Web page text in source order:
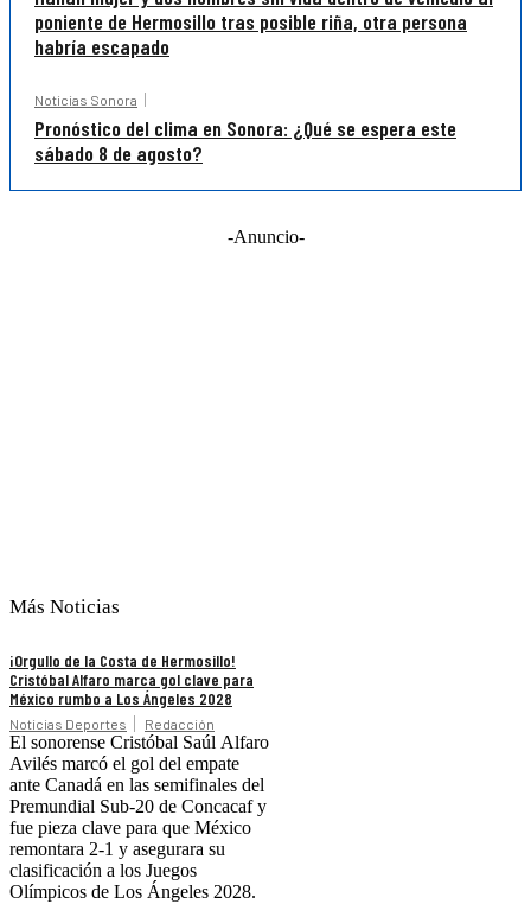
poniente de Hermosillo tras posible riña, otra persona
habría escapado
Noticias Sonora
Pronóstico del clima en Sonora: ¿Qué se espera este
sábado 8 de agosto?
-Anuncio-
Más Noticias
¡Orgullo de la Costa de Hermosillo!
Cristóbal Alfaro marca gol clave para
México rumbo a Los Ángeles 2028
Noticias Deportes Redacción
El sonorense Cristóbal Saúl Alfaro
Avilés marcó el gol del empate
ante Canadá en las semifinales del
Premundial Sub-20 de Concacaf y
fue pieza clave para que México
remontara 2-1 y asegurara su
clasificación a los Juegos
Olímpicos de Los Ángeles 2028.